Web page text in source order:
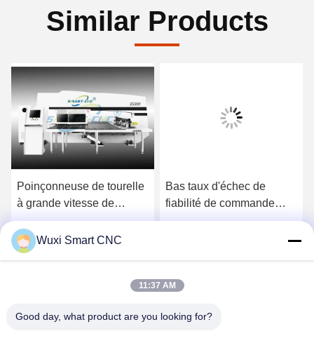
Similar Products
de tourelle
vitesse de
numérique par
presse de
hydraulique de
le meilleur prix
Bas taux d'échec de
fiabilité de commande
numérique par ordinateur
de tourelle de station
Obtenez le meilleur prix
la
Wuxi Smart CNC
11:37 AM
Good day, what product are you looking for?